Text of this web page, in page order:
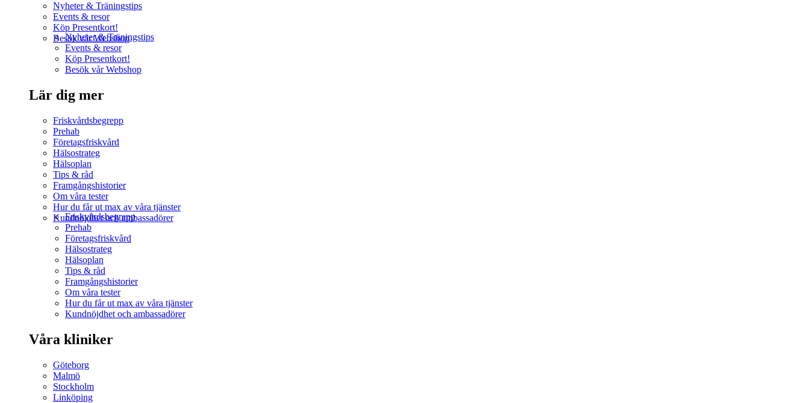
Nyheter & Träningstips
Events & resor
Köp Presentkort!
Besök vår Webshop
Nyheter & Träningstips
Events & resor
Köp Presentkort!
Besök vår Webshop
Lär dig mer
Friskvårdsbegrepp
Prehab
Företagsfriskvård
Hälsostrateg
Hälsoplan
Tips & råd
Framgångshistorier
Om våra tester
Hur du får ut max av våra tjänster
Kundnöjdhet och ambassadörer
Friskvårdsbegrepp
Prehab
Företagsfriskvård
Hälsostrateg
Hälsoplan
Tips & råd
Framgångshistorier
Om våra tester
Hur du får ut max av våra tjänster
Kundnöjdhet och ambassadörer
Våra kliniker
Göteborg
Malmö
Stockholm
Linköping